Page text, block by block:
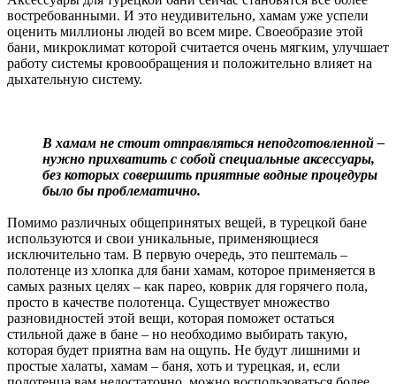
востребованными. И это неудивительно, хамам уже успели
оценить миллионы людей во всем мире. Своеобразие этой
бани, микроклимат которой считается очень мягким, улучшает
работу системы кровообращения и положительно влияет на
дыхательную систему.
В хамам не стоит отправляться неподготовленной –
нужно прихватить с собой специальные аксессуары,
без которых совершить приятные водные процедуры
было бы проблематично.
Помимо различных общепринятых вещей, в турецкой бане
используются и свои уникальные, применяющиеся
исключительно там. В первую очередь, это пештемаль –
полотенце из хлопка для бани хамам, которое применяется в
самых разных целях – как парео, коврик для горячего пола,
просто в качестве полотенца. Существует множество
разновидностей этой вещи, которая поможет остаться
стильной даже в бане – но необходимо выбирать такую,
которая будет приятна вам на ощупь. Не будут лишними и
простые халаты, хамам – баня, хоть и турецкая, и, если